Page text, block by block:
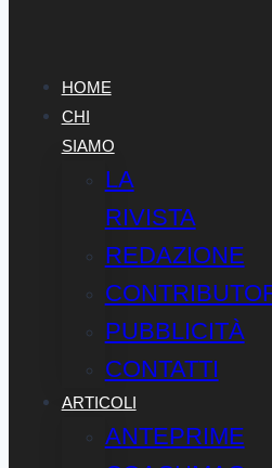
HOME
CHI
SIAMO
LA
RIVISTA
REDAZIONE
PUBBLICITÀ
CONTATTI
ARTICOLI
ANTEPRIME